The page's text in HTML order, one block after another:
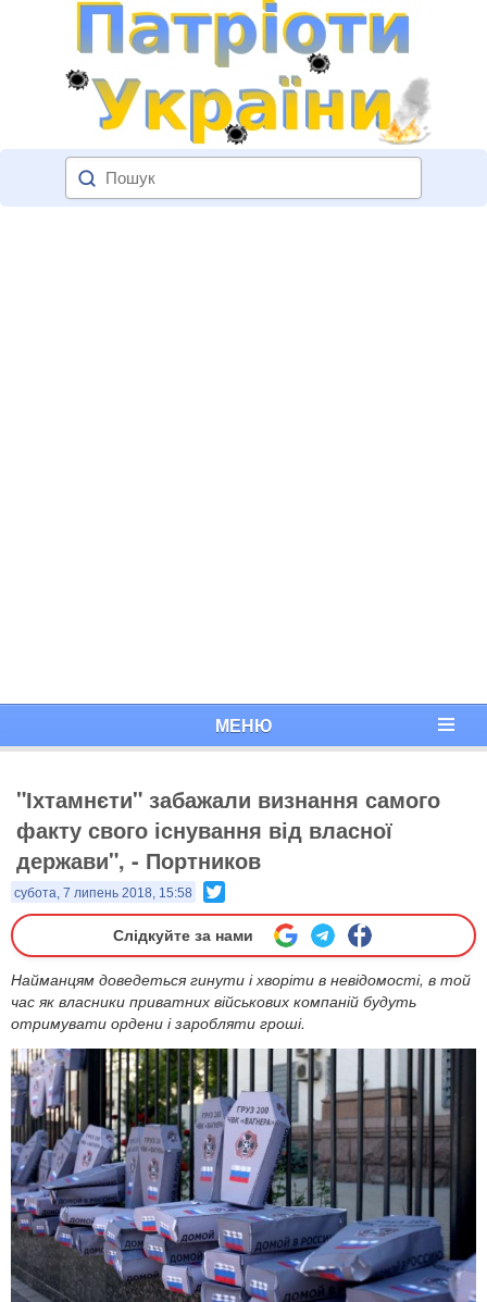
МЕНЮ
"Іхтамнєти" забажали визнання самого
факту свого існування від власної
держави", - Портников
субота, 7 липень 2018, 15:58
Слідкуйте за нами
Найманцям доведеться гинути і хворіти в невідомості, в той
час як власники приватних військових компаній будуть
отримувати ордени і заробляти гроші.